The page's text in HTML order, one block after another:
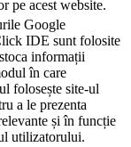
pe acest website.
Google
IDE sunt folosite
informații
în care
folosește site-ul
a le prezenta
și în funcție
utilizatorului.